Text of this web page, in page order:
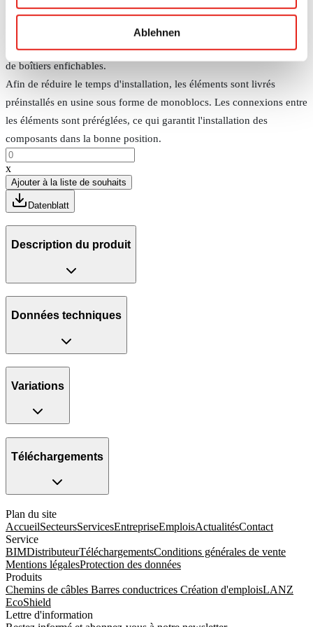
Ablehnen
puissance, les environnements à températures élevées et les
installations nécessitant une efficacité énergétique élevée. Les
ouvertures de distribution de ces éléments droits servent au montage
de boîtiers enfichables.
Afin de réduire le temps d'installation, les éléments sont livrés
préinstallés en usine sous forme de monoblocs. Les connexions entre
les éléments sont préréglées, ce qui garantit l'installation des
composants dans la bonne position.
x
Ajouter à la liste de souhaits
Datenblatt
Description du produit
Données techniques
Variations
Téléchargements
Plan du site
AccueilSecteursServicesEntrepriseEmploisActualitésContact
Service
BIMDistributeurTéléchargementsConditions générales de vente
Mentions légalesProtection des données
Produits
Chemins de câbles Barres conductrices Création d'emploisLANZ
EcoShield
Lettre d'information